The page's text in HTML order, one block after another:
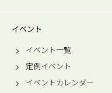
イベント
イベント一覧
定例イベント
イベントカレンダー